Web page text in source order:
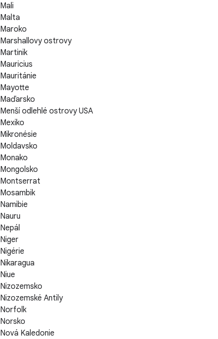
Mali
Malta
Maroko
Marshallovy ostrovy
Martinik
Mauricius
Mauritánie
Mayotte
Maďarsko
Menší odlehlé ostrovy USA
Mexiko
Mikronésie
Moldavsko
Monako
Mongolsko
Montserrat
Mosambik
Namibie
Nauru
Nepál
Niger
Nigérie
Nikaragua
Niue
Nizozemsko
Nizozemské Antily
Norfolk
Norsko
Nová Kaledonie